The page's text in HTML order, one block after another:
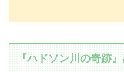
『ハドソン川の奇跡